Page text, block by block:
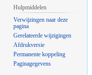
Hulpmiddelen
Verwijzingen naar deze
pagina
Gerelateerde wijzigingen
Afdrukversie
Permanente koppeling
Paginagegevens